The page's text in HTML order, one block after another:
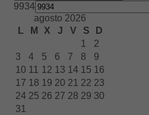
9934
agosto 2026
L
M X J V S
D
1
2
3
4 5 6 7 8
9
10 11 12 13 14 15 16
17 18 19 20 21 22 23
24 25 26 27 28 29 30
31